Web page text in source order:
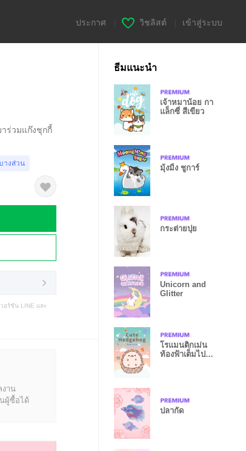
ประกาศ วิชลิสต์ เข้าสู่ระบบ
ร่วมแก๊งชุกกี้
างส่วน
อร์ชัน LINE และ
งาน
ผู้ซื้อได้
ธีมแนะนำ
เจ้าหมาน้อย กา
แล็กซี่ สีเขียว
มุ้งมิ้ง ชูการ์
กระต่ายปุย
Unicorn and
Glitter
โรแมนติกเม่น
ท้องฟ้าเต็มไป
ปลากัด